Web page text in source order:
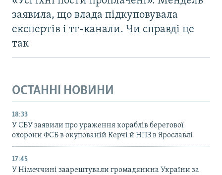
заявила, що влада підкуповувала
експертів і тг-канали. Чи справді це
так
ОСТАННІ НОВИНИ
18:33
У СБУ заявили про ураження кораблів берегової
охорони ФСБ в окупованій Керчі й НПЗ в Ярославлі
17:45
У Німеччині заарештували громадянина України за